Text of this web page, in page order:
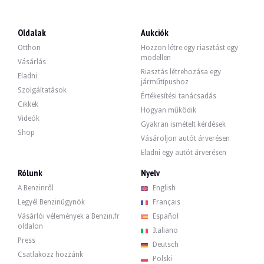
GÉPJÁRMŰ-NYILVÁNTARTÁSI OKMÁNY
Videó
Leírás
a járművet az előző vevő visszalépését követően újra forgalomba
Ez a 2011 Ford Mustang Cabriolet az USA-ból (Kalifornia) 264,000 km Az
Kívülről az eladó szerint a jármű jó állapotban van. A szürke színű
Belül az eladó szerint a jármű jó állapotban van. A szürke
Oldalak
Otthon
Vásárlás
Eladni
Szolgáltatások
Cikkek
Videók
Shop
Aukciók
Hozzon létre egy riasztást egy
modellen
Riasztás létrehozása egy
járműtípushoz
Értékesítési tanácsadás
Hogyan működik
Gyakran ismételt kérdések
Vásároljon autót árverésen
Eladni egy autót árverésen
Rólunk
A Benzinről
Legyél Benzinügynök
Vásárlói vélemények a Benzin.fr
oldalon
Press
Csatlakozz hozzánk
Nyelv
English
Français
Español
Italiano
Deutsch
Polski